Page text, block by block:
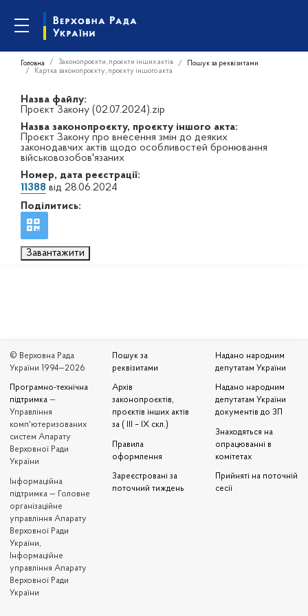
Головна Законопроєкти, проєкти інших актів
Пошук за реквізитами
Картка законопроєкту, проєкту іншого акта
Назва файлу:
Проєкт Закону (02.07.2024).zip
Назва законопроєкту, проєкту іншого акта:
Проєкт Закону про внесення змін до деяких
законодавчих актів щодо особливостей бронювання
військовозобов'язаних
Номер, дата реєстрації:
11388 від 28.06.2024
Поділитись:
Завантажити
© Верховна Рада
України 1994—2026
Програмно-технічна
підтримка —
Управління
комп'ютеризованих
систем Апарату
Верховної Ради
України
Iнформаційна
підтримка — Головне
організаційне
управління Апарату
Верховної Ради
України,
Інформаційне
управління Апарату
Верховної Ради
України
Пошук за
реквізитами
Архів
законопроєктів,
проєктів інших актів
за ( III – IX скл.)
Правила
оформлення
Зареєстровані за
поточний тиждень
Надано народним
депутатам України
Надано народним
депутатам України
документів до ЗП
Знаходяться на
опрацюванні в
комітетах
Прийняті на поточній
сесії